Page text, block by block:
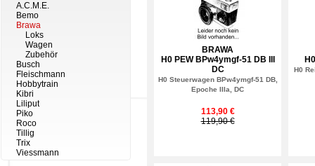
A.C.M.E.
Bemo
Brawa
Loks
Wagen
Zubehör
Busch
Fleischmann
Hobbytrain
Kibri
Liliput
Piko
Roco
Tillig
Trix
Viessmann
BRAWA
H0 PEW BPw4ymgf-51 DB III
DC
H0 Steuerwagen BPw4ymgf-51 DB,
Epoche IIIa, DC
113,90 €
119,90 €
H0